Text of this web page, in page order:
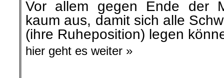
Vor allem gegen Ende der
kaum aus, damit sich alle
(ihre Ruheposition) legen
hier geht es weiter »